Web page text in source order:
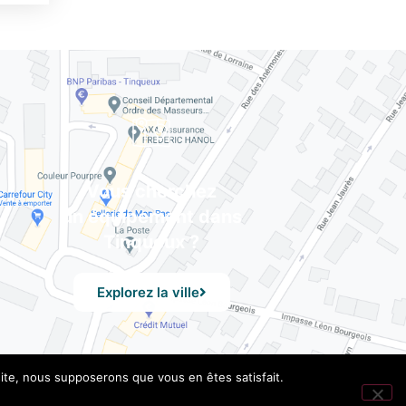
Vous cherchez
un équipement dans
Tinqueux ?
Explorez la ville
nous supposerons que vous en êtes satisfait.